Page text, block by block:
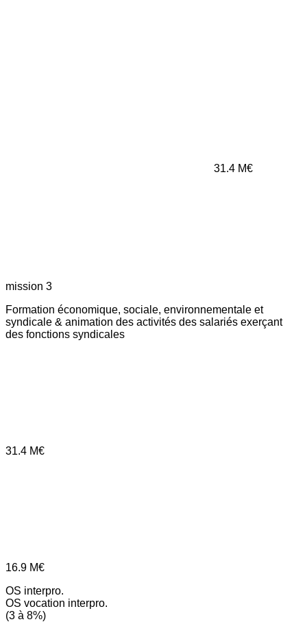
31.4 M€
mission 3
Formation économique, sociale, environnementale et
syndicale & animation des activités des salariés exerçant
des fonctions syndicales
31.4 M€
16.9 M€
OS interpro.
OS vocation interpro.
(3 à 8%)